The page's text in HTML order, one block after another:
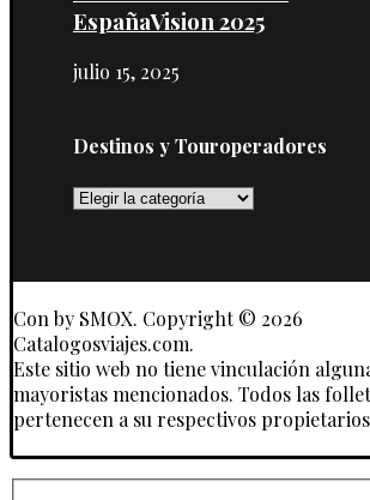
EspañaVision 2025
julio 15, 2025
Destinos y Touroperadores
Destinos
Conby SMOX. Copyright © 2026
Catalogosviajes.com.
Este sitio web no tiene vinculación
mayoristas mencionados. Todos las
pertenecen a su respectivos